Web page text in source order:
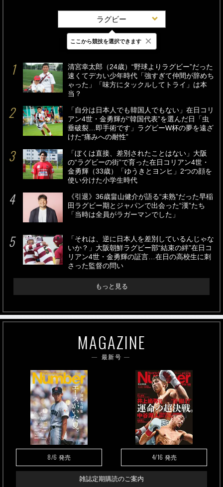
ラグビー
最新 24時間 週間
清宮幸太郎（24歳）“野球よりラグビー”だった
速くてデカい少年時代「強すぎて仲間が辞めち
ゃった」「味方にタックルしてトライ」は本
当？
「自分は日本人でも韓国人でもない」在日コリ
アン4世・金勇輝が“韓国代表”を選んだ日「虫
垂破裂…即手術です」ラグビーW杯の夢を遠ざ
けた“痛みへの耐性”
「ぼくは直接、差別されたことはない」大阪
の“ラグビーの街”で育った在日コリアン4世・
金勇輝（33歳）「ゆうきとヨンヒ」2つの顔を
使い分けた小学生時代
《引退》36歳畠山健介が語る“未熟”だった早稲
田ラグビー期とジャパンで出会った“漢”たち
「当時は全員がラガーマンでした」
「それは、逆に日本人を差別しているんじゃな
いか？」大阪朝鮮ラグビー部“結束の絆”在日コ
リアン4世・金勇輝の証言…在日の高校生に刺
さった監督の問い
もっと見る
MAGAZINE
最新号
8/6 発売 4/16 発売
雑誌定期購読のご案内
ここから競技を選択できます ×